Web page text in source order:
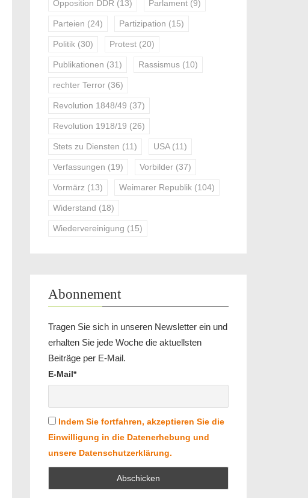
Opposition DDR (13) Parlament (9)
Parteien (24) Partizipation (15)
Politik (30) Protest (20)
Publikationen (31) Rassismus (10)
rechter Terror (36)
Revolution 1848/49 (37)
Revolution 1918/19 (26)
Stets zu Diensten (11) USA(11)
Verfassungen (19) Vorbilder (37)
Vormärz (13) Weimarer Republik (104)
Widerstand (18)
Wiedervereinigung (15)
Abonnement
Tragen Sie sich in unseren Newsletter ein und
erhalten Sie jede Woche die aktuellsten
Beiträge per E-Mail.
E-Mail*
Indem Sie fortfahren, akzeptieren Sie die
Einwilligung in die Datenerhebung und
unsere Datenschutzerklärung.